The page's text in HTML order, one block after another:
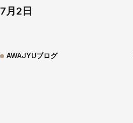
7月2日
AWAJYUブログ